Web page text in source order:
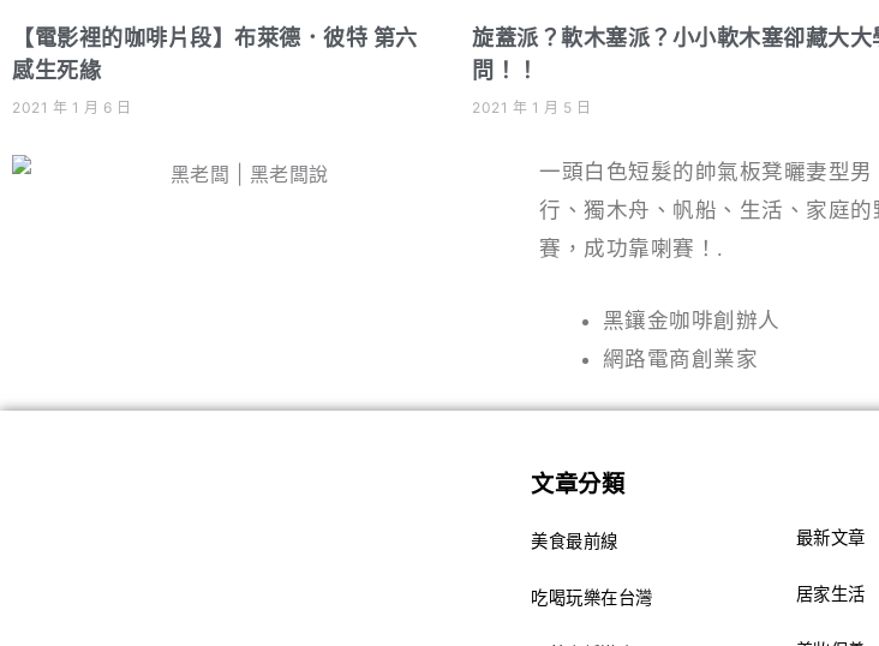
【電影裡的咖啡片段】布萊德．彼特 第六
感生死緣
2021 年 1 月 6 日
旋蓋派？軟木塞派？小小軟木塞卻藏大大
問！！
2021 年 1 月 5 日
一頭白色短髮的帥氣板凳曬妻型
行、獨木舟、帆船、生活、家庭
賽，成功靠喇賽！.
黑鑲金咖啡創辦人
網路電商創業家
文章分類
美食最前線
吃喝玩樂在台灣
最新文章
居家生活